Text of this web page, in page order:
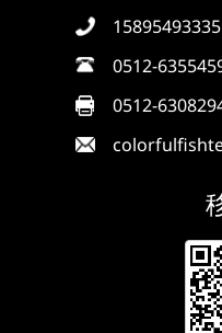
15895493335
0512-
0512-